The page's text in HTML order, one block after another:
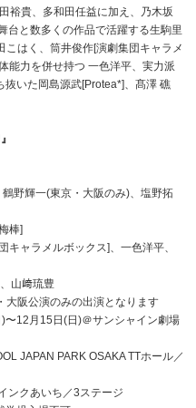
裕貴、多和田任益に加え、乃木坂
台と数多くの作品で活躍する生駒里
はく、筒井俊作[演劇集団キャラメ
能力を併せ持つ 一色洋平、実力派
いた岡島源武[Protea*]、髙澤 礁
野輝一(東京・大阪のみ)、塩野拓
棒]
ャラメルボックス]、一色洋平、
山﨑琉豊
阪公演のみの出演となります
〜12月15日(日)＠サンシャイン劇場
JAPAN PARK OSAKA TTホール／
ンクあいち／3ステージ